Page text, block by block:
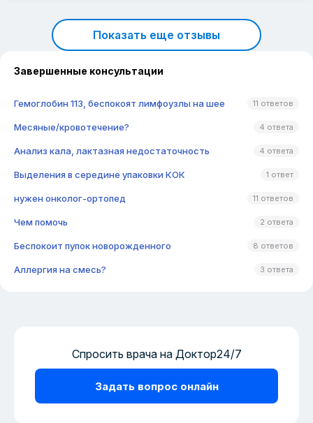
Показать еще отзывы
Завершенные консультации
Гемоглобин 113, беспокоят лимфоузлы на шее 11 ответов
Месяные/кровотечение? 4 ответа
Анализ кала, лактазная недостаточность 4 ответа
Выделения в середине упаковки КОК 1 ответ
нужен онколог-ортопед 11 ответов
Чем помочь 2 ответа
Беспокоит пупок новорожденного 8 ответов
Аллергия на смесь? 3 ответа
Спросить врача на Доктор24/7
Задать вопрос онлайн